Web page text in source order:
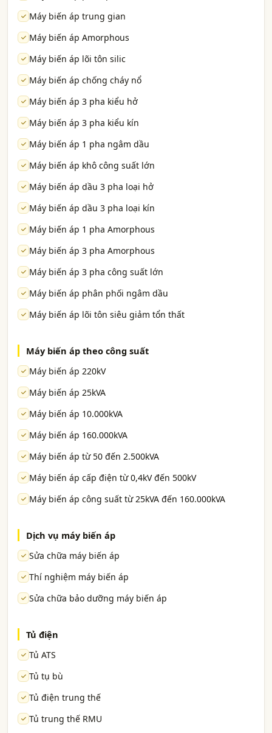
Máy biến áp trung gian
Máy biến áp Amorphous
Máy biến áp lõi tôn silic
Máy biến áp chống cháy nổ
Máy biến áp 3 pha kiểu hở
Máy biến áp 3 pha kiểu kín
Máy biến áp 1 pha ngâm dầu
Máy biến áp khô công suất lớn
Máy biến áp dầu 3 pha loại hở
Máy biến áp dầu 3 pha loại kín
Máy biến áp 1 pha Amorphous
Máy biến áp 3 pha Amorphous
Máy biến áp 3 pha công suất lớn
Máy biến áp phân phối ngâm dầu
Máy biến áp lõi tôn siêu giảm tổn thất
Máy biến áp theo công suất
Máy biến áp 220kV
Máy biến áp 25kVA
Máy biến áp 10.000kVA
Máy biến áp 160.000kVA
Máy biến áp từ 50 đến 2.500kVA
Máy biến áp cấp điện từ 0,4kV đến 500kV
Máy biến áp công suất từ 25kVA đến 160.000kVA
Dịch vụ máy biến áp
Sửa chữa máy biến áp
Thí nghiệm máy biến áp
Sửa chữa bảo dưỡng máy biến áp
Tủ điện
Tủ ATS
Tủ tụ bù
Tủ điện trung thế
Tủ trung thế RMU